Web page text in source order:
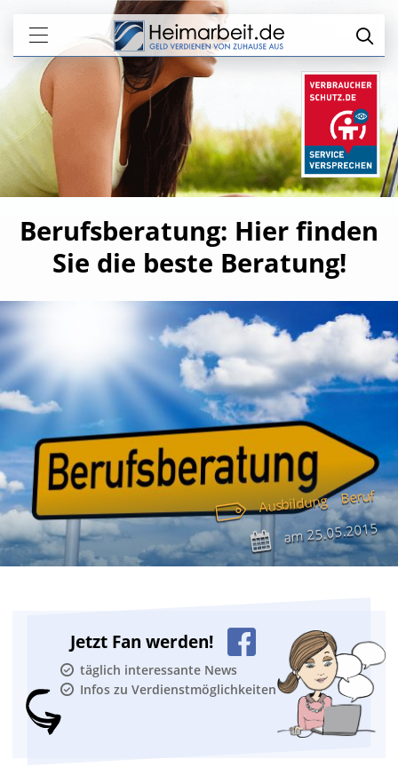
Berufsberatung: Hier finden
Sie die beste Beratung!
Ausbildung Beruf
am25.05.2015
Jetzt Fan werden!
täglich interessante News
Infos zu Verdienstmöglichkeiten